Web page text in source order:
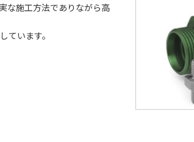
な施工方法でありながら高
ています。